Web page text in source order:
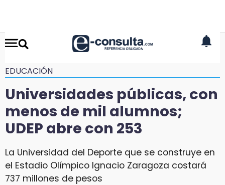
EDUCACIÓN
Universidades públicas, con
menos de mil alumnos;
UDEP abre con 253
La Universidad del Deporte que se construye en
el Estadio Olímpico Ignacio Zaragoza costará
737 millones de pesos